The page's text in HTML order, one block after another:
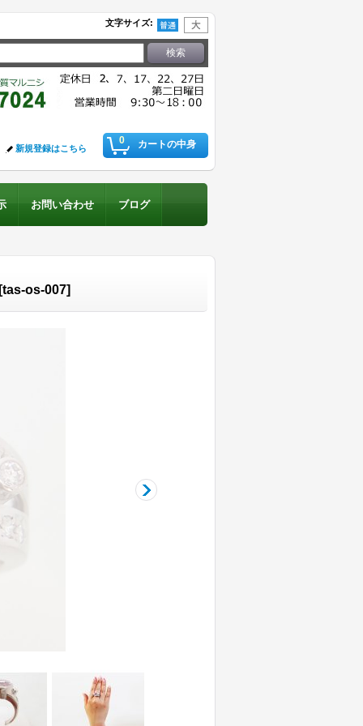
文字サイズ:
0 カートの中身
新規登録はこちら
お問い合わせ ブログ
tas-os-007]